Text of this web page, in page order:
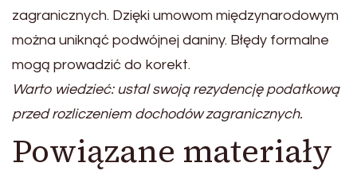
zagranicznych. Dzięki umowom międzynarodowym
można uniknąć podwójnej daniny. Błędy formalne
mogą prowadzić do korekt.
Warto wiedzieć: ustal swoją rezydencję podatkową
przed rozliczeniem dochodów zagranicznych.
Powiązane materiały